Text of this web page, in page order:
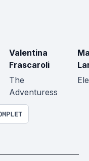
Valentina
Frascaroli
The
Adventuress